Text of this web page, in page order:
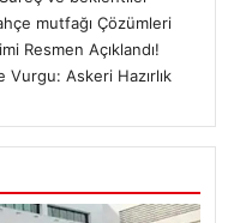
mutfağı Çözümleri
Resmen Açıklandı!
Vurgu: Askeri Hazırlık